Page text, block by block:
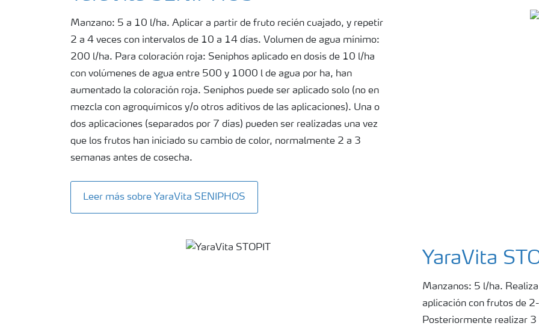
Manzano: 5 a 10 l/ha. Aplicar a partir de fruto recién cuajado, y repetir
2 a 4 veces con intervalos de 10 a 14 días. Volumen de agua mínimo:
200 l/ha. Para coloración roja: Seniphos aplicado en dosis de 10 l/ha
con volúmenes de agua entre 500 y 1000 l de agua por ha, han
aumentado la coloración roja. Seniphos puede ser aplicado solo (no en
mezcla con agroquímicos y/o otros aditivos de las aplicaciones). Una o
dos aplicaciones (separados por 7 días) pueden ser realizadas una vez
que los frutos han iniciado su cambio de color, normalmente 2 a 3
semanas antes de cosecha.
Leer más sobre YaraVita SENIPHOS
YaraVita
Manzanos: 5 l/ha.
aplicación con frutos de
Posteriormente realizar